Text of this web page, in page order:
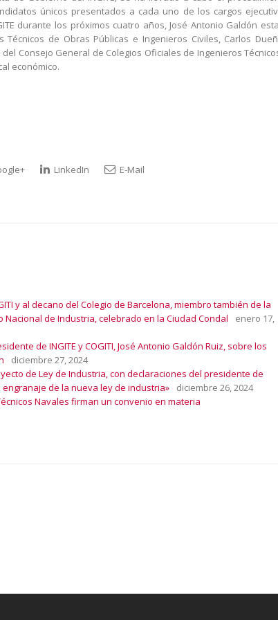
únicos presentados a cada uno de los cargos
durante los próximos cuatro años, José Antonio Galdón
de Obras Públicas e Ingenieros Civiles, Carlos
Consejo General de Colegios Oficiales de Ingenieros
económico.
LinkedIn E-Mail
y al decano del Colegio de Barcelona, miembro también de la
Nacional de Industria, celebrado en la Ciudad Condal
enero 17,
de INGITE y COGITI, José Antonio Galdón Ruiz, sobre los
diciembre 27, 2024
de Ley de Industria, con declaraciones del presidente de
de la nueva ley de industria»
diciembre 26, 2024
Navales firman un convenio en materia